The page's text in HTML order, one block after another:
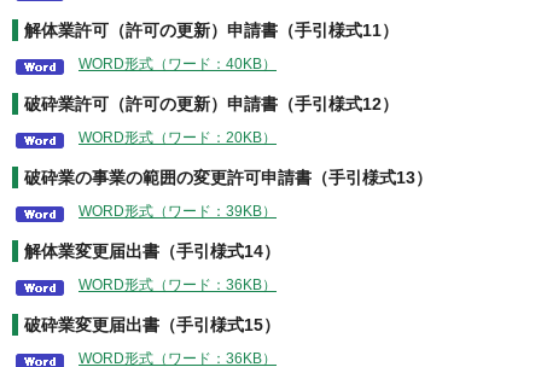
解体業許可（許可の更新）申請書（手引様式11）
WORD形式（ワード：40KB）
破砕業許可（許可の更新）申請書（手引様式12）
WORD形式（ワード：20KB）
破砕業の事業の範囲の変更許可申請書（手引様式13）
WORD形式（ワード：39KB）
解体業変更届出書（手引様式14）
WORD形式（ワード：36KB）
破砕業変更届出書（手引様式15）
WORD形式（ワード：36KB）